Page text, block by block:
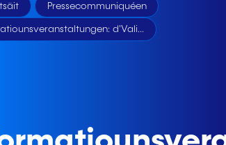
Pressecommuniquéen
d'Vali...